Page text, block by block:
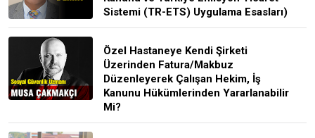
Sistemi (TR-ETS) Uygulama Esasları)
Özel Hastaneye Kendi Şirketi
Üzerinden Fatura/Makbuz
Düzenleyerek Çalışan Hekim, İş
Kanunu Hükümlerinden Yararlanabilir
Mi?